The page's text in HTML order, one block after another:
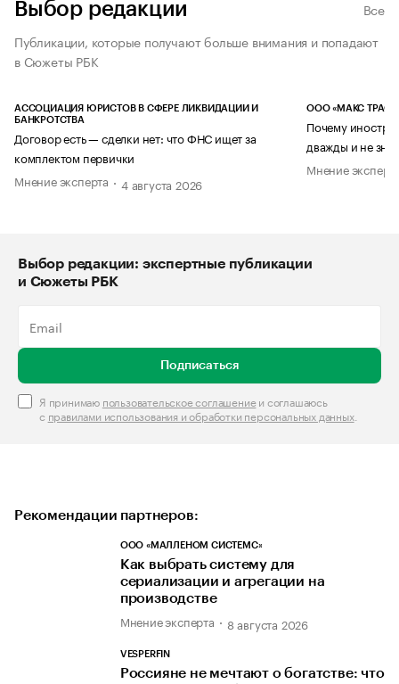
Выбор редакции
Все
Публикации, которые получают больше внимания и попадают
в Сюжеты РБК
АССОЦИАЦИЯ ЮРИСТОВ В СФЕРЕ ЛИКВИДАЦИИ И
БАНКРОТСТВА
Договор есть — сделки нет: что ФНС ищет за
комплектом первички
Мнение эксперта
4 августа 2026
ООО «МАКС ТРАСТ»
Почему
дважды и не
Мнение
Выбор редакции: экспертные публикации
и Сюжеты РБК
Подписаться
Я принимаю пользовательское соглашениеи соглашаюсь
с правилами использования и обработки персональных данных.
Рекомендации партнеров:
ООО «МАЛЛЕНОМ СИСТЕМС»
Как выбрать систему для
сериализации и агрегации на
производстве
Мнение эксперта 8 августа 2026
VESPERFIN
Россияне не мечтают о богатстве: что